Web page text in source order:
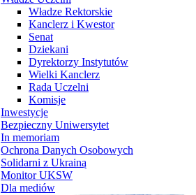
Władze Rektorskie
Kanclerz i Kwestor
Senat
Dziekani
Dyrektorzy Instytutów
Wielki Kanclerz
Rada Uczelni
Komisje
Inwestycje
Bezpieczny Uniwersytet
In memoriam
Ochrona Danych Osobowych
Solidarni z Ukrainą
Monitor UKSW
Dla mediów